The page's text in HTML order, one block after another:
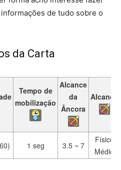
de tudo sobre o
da Carta
Tempo de
mobilização
Alcance
da
Âncora
Alcance
1 seg 3.5 ~ 7
Físico
Médio